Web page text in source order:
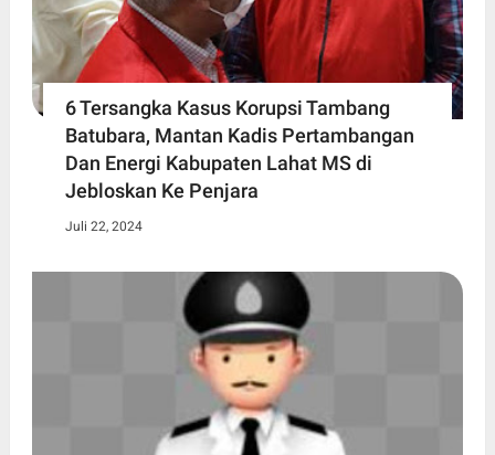
6 Tersangka Kasus Korupsi Tambang
Batubara, Mantan Kadis Pertambangan
Dan Energi Kabupaten Lahat MS di
Jebloskan Ke Penjara
Juli 22, 2024